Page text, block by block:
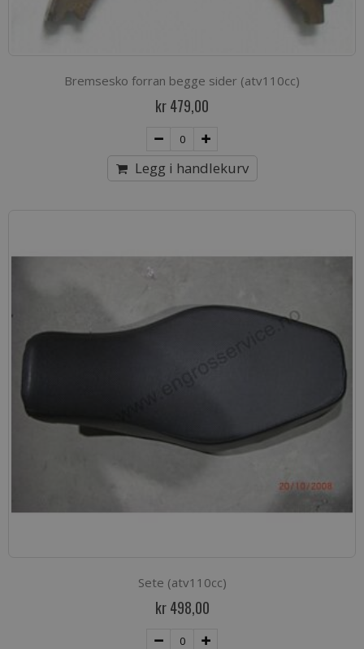
Bremsesko forran begge sider (atv110cc)
kr 479,00
Legg i handlekurv
Sete (atv110cc)
kr 498,00